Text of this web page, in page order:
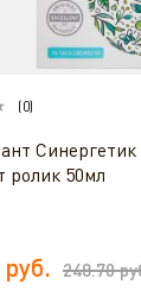
(0)
ролик 50мл
руб. 248.70